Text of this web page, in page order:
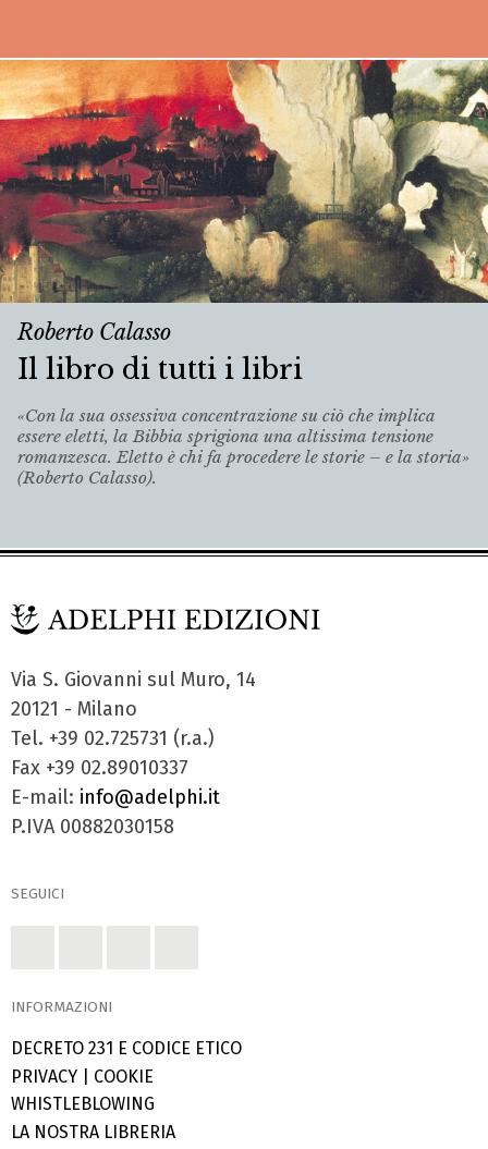
Roberto Calasso
Il libro di tutti i libri
«Con la sua ossessiva concentrazione su ciò che implica
essere eletti, la Bibbia sprigiona una altissima tensione
romanzesca. Eletto è chi fa procedere le storie – e la storia»
(Roberto Calasso).
Via S. Giovanni sul Muro, 14
20121 - Milano
Tel. +39 02.725731 (r.a.)
Fax +39 02.89010337
E-mail: info@adelphi.it
P.IVA 00882030158
SEGUICI
INFORMAZIONI
DECRETO 231 E CODICE ETICO
PRIVACY
COOKIE
WHISTLEBLOWING
LA NOSTRA LIBRERIA